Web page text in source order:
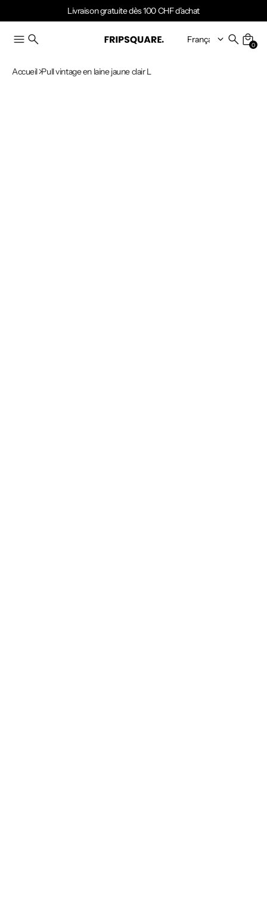
Livraison gratuite dès 100 CHF d'achat
0
Accueil Pull vintage en laine jaune clair L